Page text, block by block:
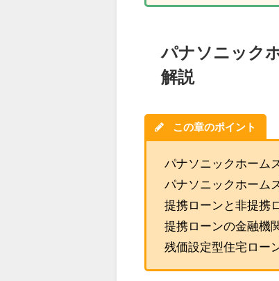
パナソニック
解説
この章のポイント
パナソニックホーム
パナソニックホーム
提携ローンと非提携
提携ローンの金融機
残価設定型住宅ロー